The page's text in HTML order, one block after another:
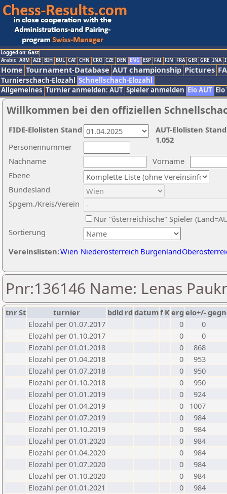
Logged on: Gast
Arabic ARM AZE BIH BUL CAT CHN CRO CZE DEN ENG ESP FAI FIN FRA GER GRE INA
Home Tournament-Database AUT championship Pictures
Turnierschach-Elozahl Schnellschach-Elozahl
Allgemeines Turnier anmelden: AUT Spieler anmelden Elo AUT
Willkommen bei den offiziellen
Nachname
Vorname
Ebene
Sortierung
Personennummer
Bundesland
Spgem./Kreis/Verein
Nur "österreichische" Spieler
Vereinslisten:Wien Niederösterreich Burgenland
AUT-Elolisten
1.052
FIDE-Elolisten Stand
Pnr:136146 Name: Lenas
tnrSt turnier bdld rd datumf Kerg elo+/-
Elozahl per 01.07.2017
0
0
Elozahl per 01.10.2017
0
0
Elozahl per 01.01.2018
0
868
Elozahl per 01.04.2018
0
953
Elozahl per 01.07.2018
0
950
Elozahl per 01.10.2018
0
950
Elozahl per 01.01.2019
0
924
Elozahl per 01.04.2019
0
1007
Elozahl per 01.07.2019
0
984
Elozahl per 01.10.2019
0
984
Elozahl per 01.01.2020
0
984
Elozahl per 01.04.2020
0
984
Elozahl per 01.07.2020
0
984
Elozahl per 01.10.2020
0
984
Elozahl per 01.01.2021
0
984